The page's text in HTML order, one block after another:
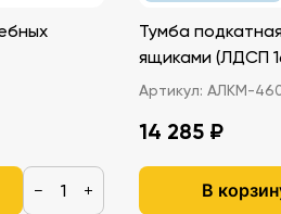
− +
Тумба
ящиками
Артикул: АЛКМ-
14 285 ₽
В